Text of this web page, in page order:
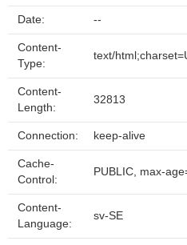
Date: --
Content-
Type:
text/
Content-
Length:
32813
Connection: keep-alive
Cache-
Control:
PUBLIC, max-
Content-
Language:
sv-SE